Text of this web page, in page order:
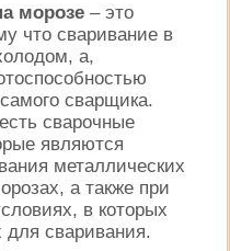
морозе – это
что сваривание в
а,
сварщика.
сварочные
являются
металлических
а также при
в которых
для сваривания.